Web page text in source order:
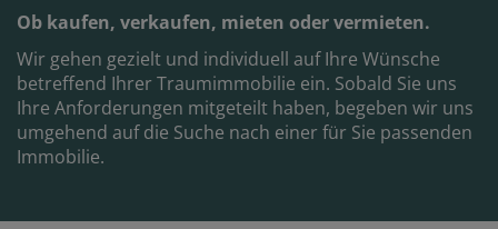
Ob kaufen, verkaufen, mieten oder vermieten.
Wir gehen gezielt und individuell auf Ihre Wünsche
betreffend Ihrer Traumimmobilie ein. Sobald Sie uns
Ihre Anforderungen mitgeteilt haben, begeben wir uns
umgehend auf die Suche nach einer für Sie passenden
Immobilie.